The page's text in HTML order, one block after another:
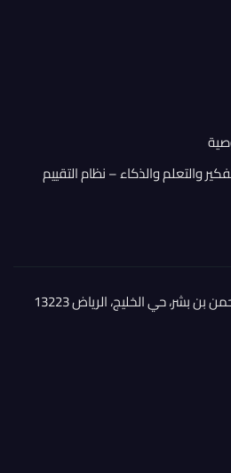
والتعلم والذكاء – نظام التقييم
بن بشر، حي الخليج، الرياض 13223